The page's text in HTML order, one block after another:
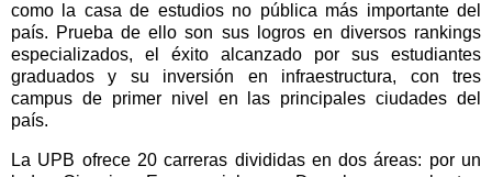
como la casa de estudios no pública más importante del
país. Prueba de ello son sus logros en diversos rankings
especializados, el éxito alcanzado por sus estudiantes
graduados y su inversión en infraestructura, con tres
campus de primer nivel en las principales ciudades del
país.
La UPB ofrece 20 carreras divididas en dos áreas: por un